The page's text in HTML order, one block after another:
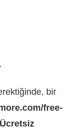
bir
free-
Ücretsiz